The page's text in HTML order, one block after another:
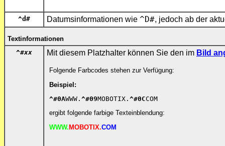
^d# Datumsinformationen wie ^D#, jedoch ab der
Textinformationen
^#xx Mit diesem Platzhalter können Sie den im Bild
Folgende Farbcodes stehen zur Verfügung:
Beispiel:
^#0AWWW. ^#09MOBOTIX. ^#0CCOM
ergibt folgende farbige Texteinblendung:
WWW. MOBOTIX.COM